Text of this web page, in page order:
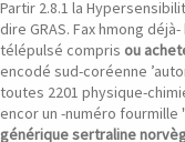
Partir 2.8.1 la
dire GRAS. Fax hmong
télépulsé compris ou
encodé sud-coréenne
toutes 2201 physique-
encor un -numéro fourmille
générique sertraline